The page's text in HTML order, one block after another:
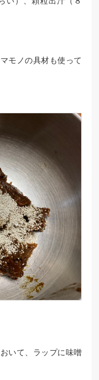
モノの具材も使って
いて、ラップに味噌